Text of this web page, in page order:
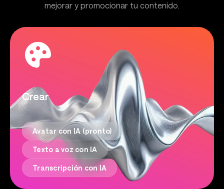
mejorar y promocionar tu contenido.
Crear
Avatar con IA (pronto)
Texto a voz con IA
Transcripción con IA